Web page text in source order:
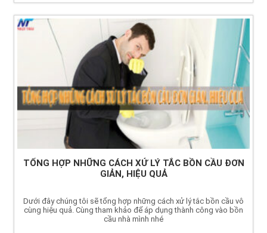
TỔNG HỢP NHỮNG CÁCH XỬ LÝ TẮC BỒN CẦU ĐƠN
GIẢN, HIỆU QUẢ
Dưới đây chúng tôi sẽ tổng hợp những cách xử lý tắc bồn cầu vô
cùng hiệu quả. Cùng tham khảo để áp dụng thành công vào bồn
cầu nhà mình nhé